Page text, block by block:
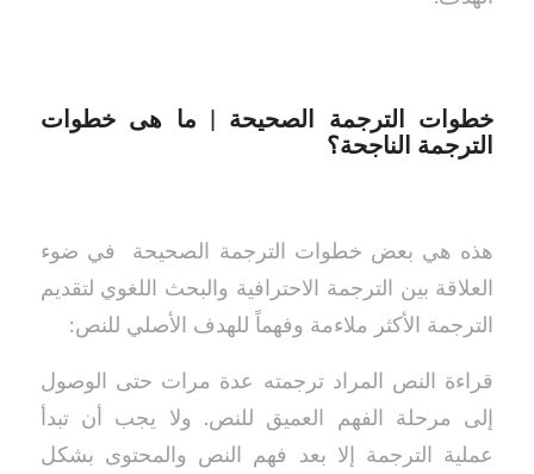
خطوات الترجمة الصحيحة | ما هى خطوات
الترجمة الناجحة؟
هذه هي بعض خطوات الترجمة الصحيحة في ضوء
العلاقة بين الترجمة الاحترافية والبحث اللغوي لتقديم
الترجمة الأكثر ملاءمة وفهماً للهدف الأصلي للنص:
قراءة النص المراد ترجمته عدة مرات حتى الوصول
إلى مرحلة الفهم العميق للنص. ولا يجب أن تبدأ
عملية الترجمة إلا بعد فهم النص والمحتوى بشكل